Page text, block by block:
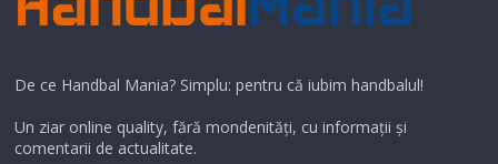
De ce Handbal Mania? Simplu: pentru că iubim handbalul!
Un ziar online quality, fără mondenități, cu informații și
comentarii de actualitate.